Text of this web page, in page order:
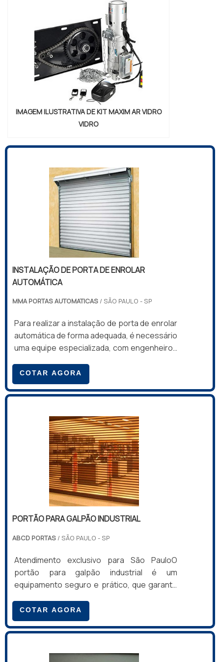
IMAGEM ILUSTRATIVA DE KIT MAXIM AR VIDRO
VIDRO
INSTALAÇÃO DE PORTA DE ENROLAR
AUTOMÁTICA
MMA PORTAS AUTOMATICAS / SÃO PAULO - SP
Para realizar a instalação de porta de enrolar
automática de forma adequada, é necessário
uma equipe especializada, com engenheiros
processo de boas práticas, é possível
encontrar, passo a passo, o que deve ser
feito para que a instalação seja perfeita,
durabilidade e acabamentos adequados.O
manual de instalação possui o Certificado
ISO 9001:2000 e, com isso, está de acordo
com todas as normas e certificações para
esse tipo de .
COTAR AGORA
PORTÃO PARA GALPÃO INDUSTRIAL
ABCD PORTAS / SÃO PAULO - SP
Atendimento exclusivo para São PauloO
portão para galpão industrial é um
equipamento seguro e prático, que garante
galpões, fábricas, hangares, usinas, entre
outros. O portão utiliza o método de enrolar
para abrir e fechar, modelo que tem sido
a substituir os portões articulados de difíceis
COTAR AGORA